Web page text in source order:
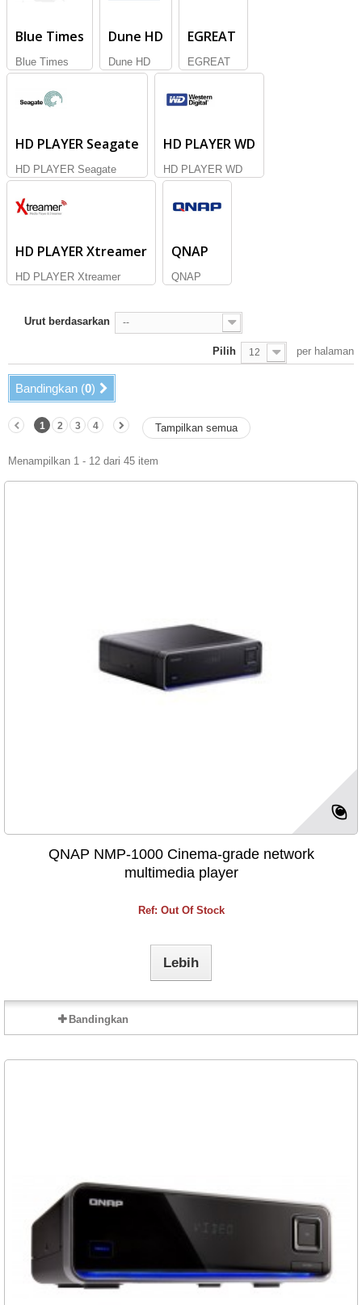
Blue Times
Blue Times
Dune HD
Dune HD
EGREAT
EGREAT
HD PLAYER Seagate
HD PLAYER Seagate
HD PLAYER WD
HD PLAYER WD
HD PLAYER Xtreamer
HD PLAYER Xtreamer
QNAP
QNAP
Urut berdasarkan --
Pilih 12 per halaman
Bandingkan (0)
Tampilkan semua
1 2 3 4
Menampilkan 1 - 12 dari 45 item
QNAP NMP-1000 Cinema-grade network
multimedia player
Ref: Out Of Stock
Lebih
Bandingkan